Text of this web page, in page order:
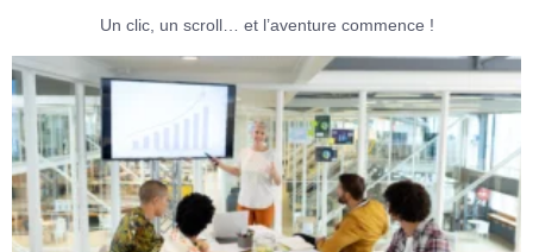
Un clic, un scroll… et l’aventure commence !